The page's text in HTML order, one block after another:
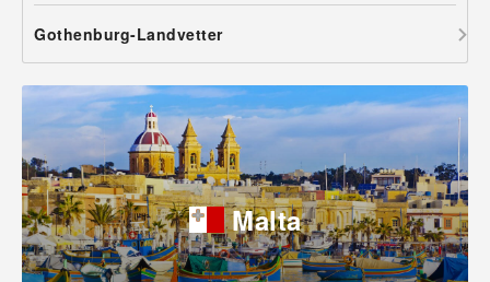
Gothenburg-Landvetter
Malta